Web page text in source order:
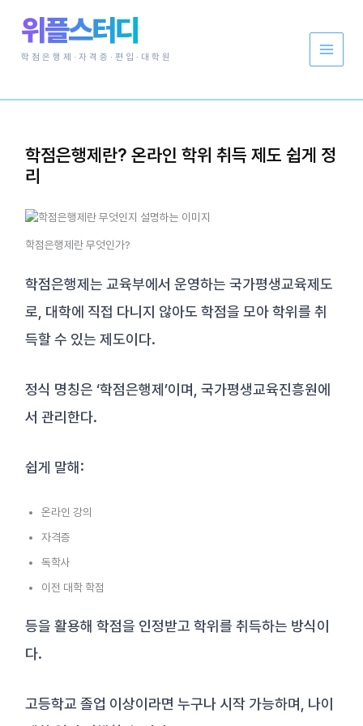
위플스터디
학점은행제·자격증·편입·대학원
학점은행제란? 온라인 학위 취득 제도 쉽게 정
리
학점은행제란 무엇인가?
학점은행제는 교육부에서 운영하는 국가평생교육제도
로, 대학에 직접 다니지 않아도 학점을 모아 학위를 취
득할 수 있는 제도이다.
정식 명칭은 ‘학점은행제’이며, 국가평생교육진흥원에
서 관리한다.
쉽게 말해:
온라인 강의
자격증
독학사
이전 대학 학점
등을 활용해 학점을 인정받고 학위를 취득하는 방식이
다.
고등학교 졸업 이상이라면 누구나 시작 가능하며, 나이